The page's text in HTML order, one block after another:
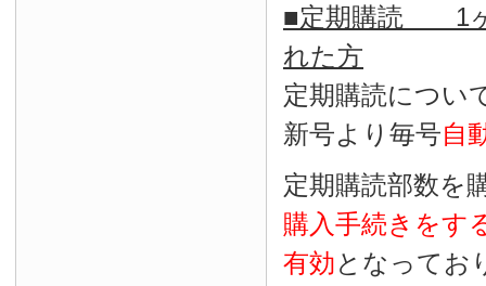
■定期購読 1ヶ
れた方
定期購読につい
新号より毎号自
定期購読部数を
購入手続きをす
有効となってお